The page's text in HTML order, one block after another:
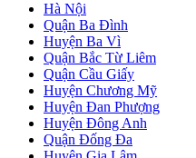
Hà Nội
Quận Ba Đình
Huyện Ba Vì
Quận Bắc Từ Liêm
Quận Cầu Giấy
Huyện Chương Mỹ
Huyện Đan Phượng
Huyện Đông Anh
Quận Đống Đa